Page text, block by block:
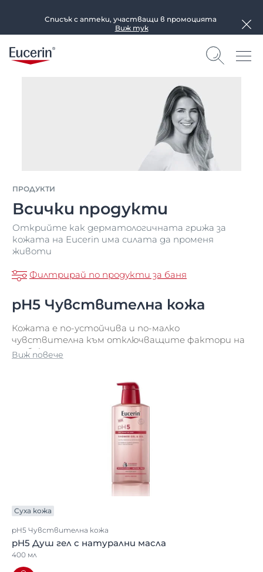
Списък с аптеки, участващи в промоцията
Виж тук
ПРОДУКТИ
Всички продукти
Открийте как дерматологичната грижа за
кожата на Eucerin има силата да променя
животи
Филтрирай по продукти за баня
pH5 Чувствителна кожа
Кожата е по-устойчива и по-малко
чувствителна към отключващите фактори на
заобикалящата среда
Виж повече
Суха кожа
pH5 Чувствителна кожа
pH5 Душ гел с натурални масла
400 мл